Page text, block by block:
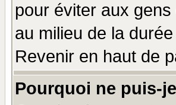
pour éviter aux
au milieu de la
Revenir en haut de
Pourquoi ne puis-